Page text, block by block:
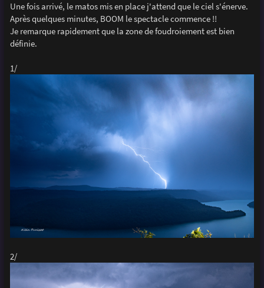
Une fois arrivé, le matos mis en place j'attend que le ciel s'énerve.
Après quelques minutes, BOOM le spectacle commence !!
Je remarque rapidement que la zone de foudroiement est bien
définie.
1/
2/